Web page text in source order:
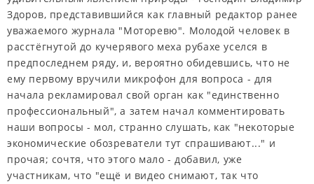
Здоров, представившийся как главный редактор ранее
уважаемого журнала "Моторевю". Молодой человек в
расстёгнутой до кучерявого меха рубахе уселся в
предпоследнем ряду, и, вероятно обидевшись, что не
ему первому вручили микрофон для вопроса - для
начала рекламировал свой орган как "единственно
профессиональный", а затем начал комментировать
наши вопросы - мол, странно слушать, как "некоторые
экономические обозреватели тут спрашивают..." и
прочая; сочтя, что этого мало - добавил, уже
участникам, что "ещё и видео снимают, так что